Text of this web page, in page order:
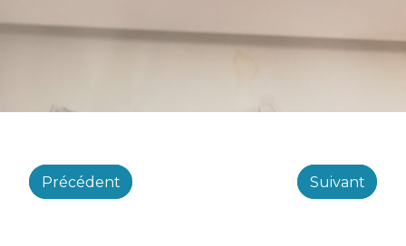
de
l’article
Précédent Suivant